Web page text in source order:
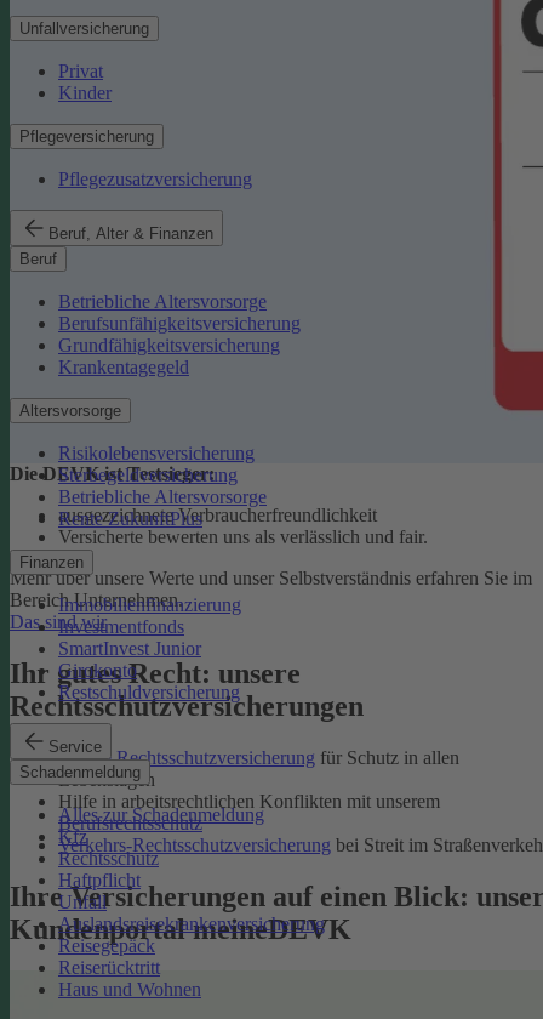
Unfallversicherung
Privat
Kinder
Pflegeversicherung
Pflegezusatzversicherung
Beruf, Alter & Finanzen
Beruf
Betriebliche Altersvorsorge
Berufsunfähigkeitsversicherung
Grundfähigkeitsversicherung
Krankentagegeld
Altersvorsorge
Risikolebensversicherung
Sterbegeldversicherung
Betriebliche Altersvorsorge
Rente ZukunftPlus
Finanzen
Immobilienfinanzierung
Investmentfonds
SmartInvest Junior
Girokonto
Restschuldversicherung
Service
Schadenmeldung
Alles zur Schadenmeldung
Kfz
Rechtsschutz
Haftpflicht
Unfall
Auslandsreisekrankenversicherung
Reisegepäck
Reiserücktritt
Haus und Wohnen
Die DEVK ist Testsieger:
ausgezeichnete Verbraucherfreundlichkeit
Versicherte bewerten uns als verlässlich und fair.
Mehr über unsere Werte und unser Selbstverständnis erfahren Sie im
Bereich Unternehmen.
Das sind wir
Ihr gutes Recht: unsere
Rechtsschutzversicherungen
Private Rechtsschutzversicherung für Schutz in allen
Lebenslagen
Hilfe in arbeitsrechtlichen Konflikten mit unserem
Berufsrechtsschutz
Verkehrs-Rechtsschutzversicherung bei Streit im
Ihre Versicherungen auf einen Blick:
Kundenportal meineDEVK